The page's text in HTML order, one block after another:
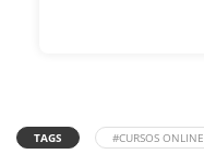
TAGS #CURSOS ONLINE